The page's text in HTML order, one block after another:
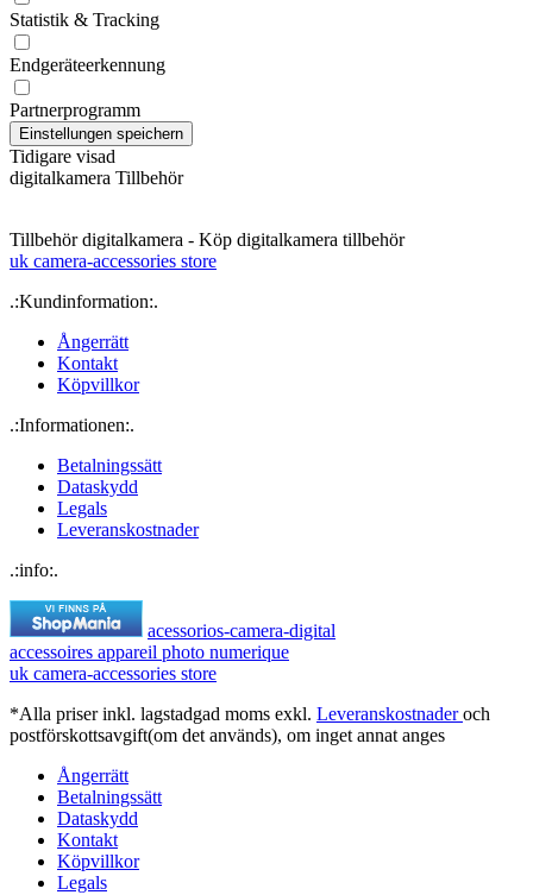
Statistik & Tracking
Endgeräteerkennung
Partnerprogramm
Tidigare visad
digitalkamera Tillbehör
Tillbehör digitalkamera - Köp digitalkamera tillbehör
uk camera-accessories store
.:Kundinformation:.
Ångerrätt
Kontakt
Köpvillkor
.:Informationen:.
Betalningssätt
Dataskydd
Legals
Leveranskostnader
.:info:.
acessorios-camera-digital
accessoires appareil photo numerique
uk camera-accessories store
*Alla priser inkl. lagstadgad moms exkl. Leveranskostnaderoch
postförskottsavgift(om det används), om inget annat anges
Ångerrätt
Betalningssätt
Dataskydd
Kontakt
Köpvillkor
Legals